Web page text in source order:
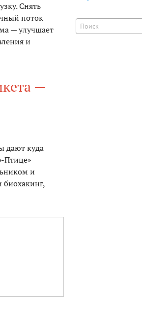
Снять
поток
— улучшает
и
—
дают куда
Птице»
и
биохакинг,